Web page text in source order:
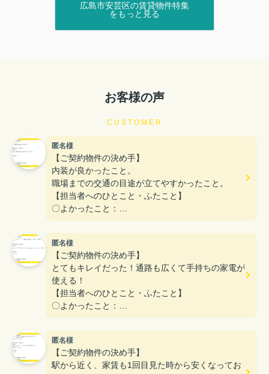
広島市安芸区の賃貸物件特集
をもっと見る
お客様の声
CUSTOMER
匿名様
【ご契約物件の決め手】
内装が良かったこと。
職場までの交通の目途が立てやすかったこと。
【担当者へのひとこと・ふたこと】
〇よかったこと：
こまかい所まで丁寧な対応をありがとうございまし
た。
〇悪かったこと：
匿名様
【ご契約物件の決め手】
とてもキレイだった！通路も広くて手持ちの家電が
使える！
【担当者へのひとこと・ふたこと】
〇よかったこと：
対応がとてもやわらかく、不なれな私たちにとって
とても安心できた。
〇悪かったこと：
とくになし！
匿名様
【ご契約物件の決め手】
駅から近く、家賃も1回目見た時から安くなってお